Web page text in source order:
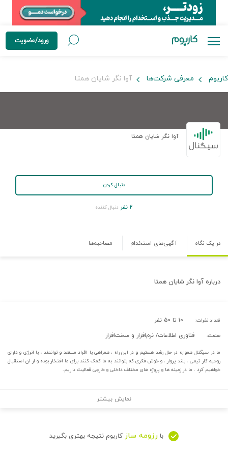
ورود/عضویت
کاربوم معرفی شرکت‌ها آوا نگر شایان همتا
آوا نگر شایان همتا
دنبال کردن
۲ نفر دنبال کننده
در یک نگاه آگهی‌های استخدام مصاحبه‌ها
درباره آوا نگر شایان همتا
تعداد نفرات: ۱۰ تا ۵۰ نفر
صنعت: فناوری اطلاعات/ نرم‌افزار و سخت‌افزار
ما در سیگنال همواره در حال رشد هستیم و در این راه ، همراهی با افراد مستعد و توانمند ،‌ با انرژی و دارای
روحیه کار تیمی ، بلند پرواز ، و خوش‌ فکری که بتوانند به ما کمک کنند برای ما افتخار بوده و از آن استقبال
خواهیم کرد . ما در زمینه ها و پروژه های مختلف داخلی و خارجی فعالیت داریم.
نمایش بیشتر
با رزومه ساز کاربوم نتیجه بهتری بگیرید